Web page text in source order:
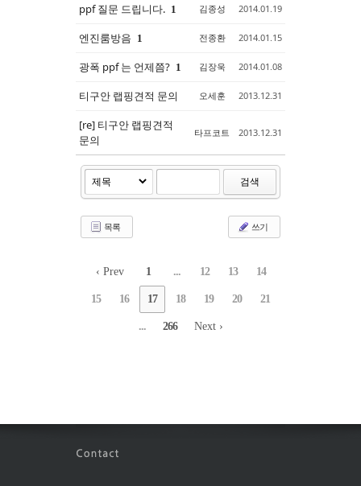
ppf 질문 드립니다. 1 김종성 2014.01.19
엔진룸방음 1 전종환 2014.01.15
광폭 ppf 는 언제쯤? 1 김장욱 2014.01.08
티구안 랩핑견적 문의 오세훈 2013.12.31
[re] 티구안 랩핑견적
문의
타프코트 2013.12.31
검색
목록 쓰기
‹ Prev 1 ... 12 13 14
15 16 17 18 19 20 21
... 266 Next ›